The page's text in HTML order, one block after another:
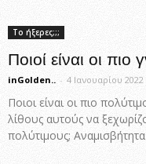
Το ήξερες;;;
Ποιοί είναι οι πιο
inGolden.. - 4 Ιανουαρίου 2022
Ποιοι είναι οι πιο
λίθους αυτούς να
πολύτιμους;